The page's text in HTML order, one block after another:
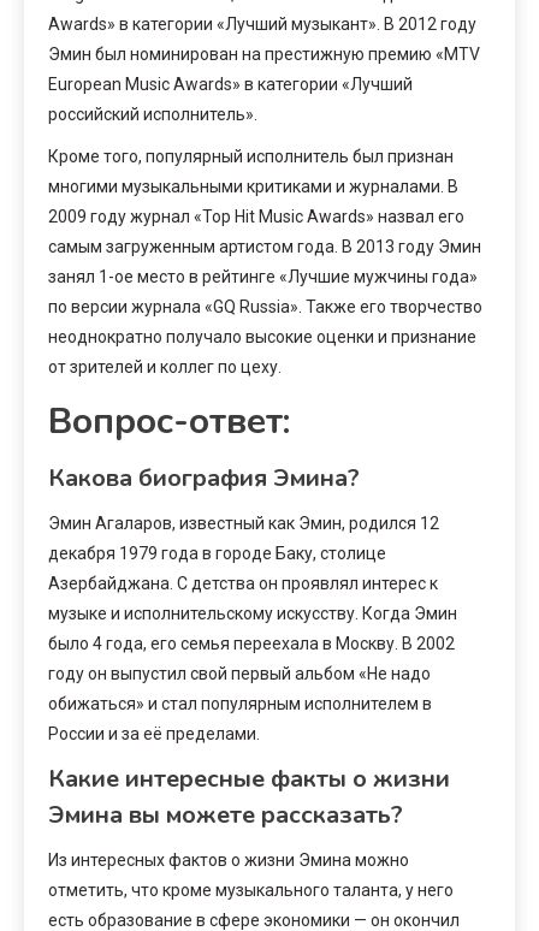
Awards» в категории «Лучший музыкант». В 2012 году
Эмин был номинирован на престижную премию «MTV
European Music Awards» в категории «Лучший
российский исполнитель».
Кроме того, популярный исполнитель был признан
многими музыкальными критиками и журналами. В
2009 году журнал «Top Hit Music Awards» назвал его
самым загруженным артистом года. В 2013 году Эмин
занял 1-ое место в рейтинге «Лучшие мужчины года»
по версии журнала «GQ Russia». Также его творчество
неоднократно получало высокие оценки и признание
от зрителей и коллег по цеху.
Вопрос-ответ:
Какова биография Эмина?
Эмин Агаларов, известный как Эмин, родился 12
декабря 1979 года в городе Баку, столице
Азербайджана. С детства он проявлял интерес к
музыке и исполнительскому искусству. Когда Эмин
было 4 года, его семья переехала в Москву. В 2002
году он выпустил свой первый альбом «Не надо
обижаться» и стал популярным исполнителем в
России и за её пределами.
Какие интересные факты о жизни
Эмина вы можете рассказать?
Из интересных фактов о жизни Эмина можно
отметить, что кроме музыкального таланта, у него
есть образование в сфере экономики — он окончил